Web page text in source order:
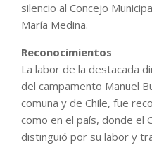
silencio al Concejo
María Medina.
Reconocimientos
La labor de la destacada
del campamento Manuel
comuna y de Chile, fue
como en el país, donde el
distinguió por su labor y